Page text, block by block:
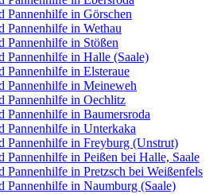
Pannenhilfe in Görschen
Pannenhilfe in Wethau
Pannenhilfe in Stößen
Pannenhilfe in Halle (Saale)
Pannenhilfe in Elsteraue
Pannenhilfe in Meineweh
Pannenhilfe in Oechlitz
Pannenhilfe in Baumersroda
Pannenhilfe in Unterkaka
Pannenhilfe in Freyburg (Unstrut)
Pannenhilfe in Peißen bei Halle, Saale
Pannenhilfe in Pretzsch bei Weißenfels
Pannenhilfe in Naumburg (Saale)